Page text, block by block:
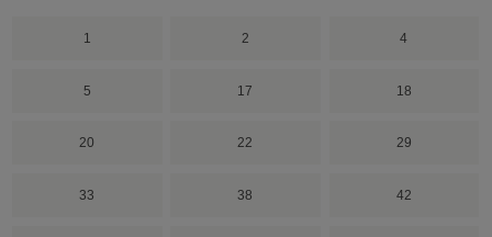
1 2 4
5 17 18
20 22 29
33 38 42